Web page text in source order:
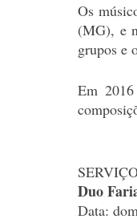
Os
(MG), e
grupos e
Em
Duo
Data: